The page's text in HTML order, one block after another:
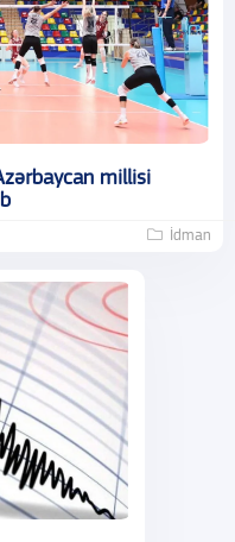
millisi
İdman